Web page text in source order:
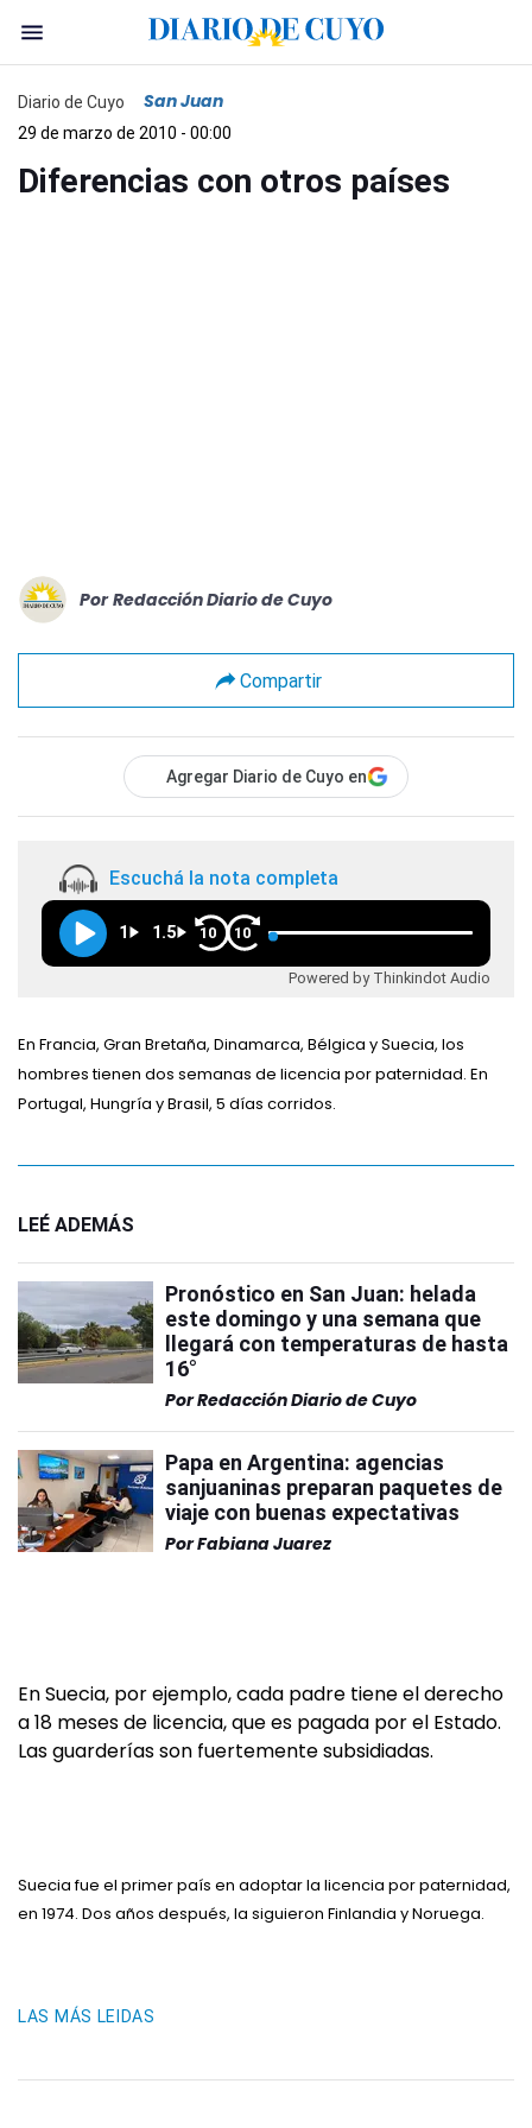
Diario de Cuyo San Juan
29 de marzo de 2010 - 00:00
Diferencias con otros países
Por Redacción Diario de Cuyo
Compartir
Agregar Diario de Cuyo en
Escuchá la nota completa
1 1.5 10 10
Powered by Thinkindot Audio
En Francia, Gran Bretaña, Dinamarca, Bélgica y Suecia, los
hombres tienen dos semanas de licencia por paternidad. En
Portugal, Hungría y Brasil, 5 días corridos.
LEÉ ADEMÁS
Pronóstico en San Juan: helada
este domingo y una semana que
llegará con temperaturas de hasta
16°
PorRedacción Diario de Cuyo
Papa en Argentina: agencias
sanjuaninas preparan paquetes de
viaje con buenas expectativas
PorFabiana Juarez
En Suecia, por ejemplo, cada padre tiene el derecho
a 18 meses de licencia, que es pagada por el Estado.
Las guarderías son fuertemente subsidiadas.
Suecia fue el primer país en adoptar la licencia por paternidad,
en 1974. Dos años después, la siguieron Finlandia y Noruega.
LAS MÁS LEIDAS